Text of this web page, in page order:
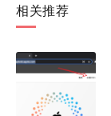
相关推荐